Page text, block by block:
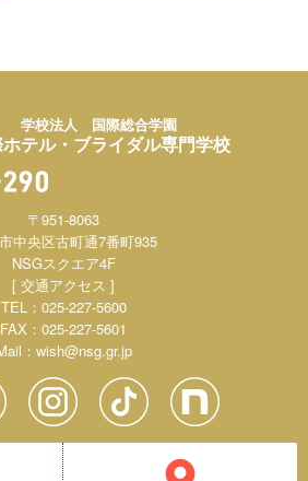
学校法人 国際総合学園
テル・ブライダル専門学校
〒951-8063
中央区古町通7番町935
NSGスクエア4F
[ 交通アクセス ]
TEL：025-227-5600
FAX：025-227-5601
： wish@nsg.gr.jp